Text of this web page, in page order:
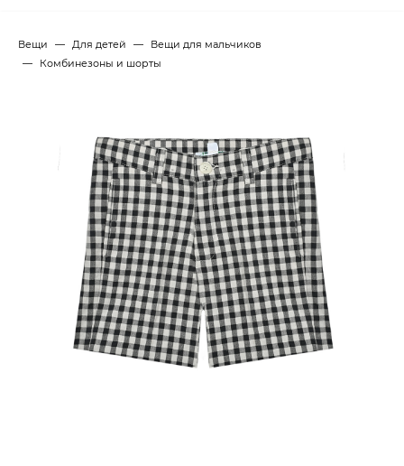
Вещи Для детей
Вещи для мальчиков
Комбинезоны и шорты